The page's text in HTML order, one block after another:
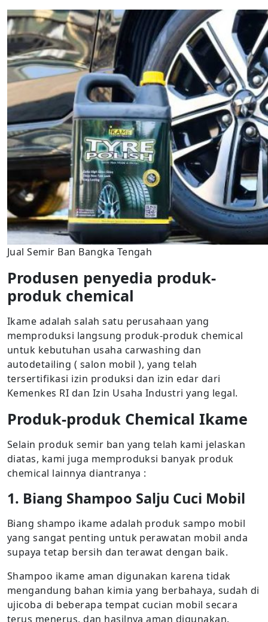
Jual Semir Ban Bangka Tengah
Produsen penyedia produk-
produk chemical
Ikame adalah salah satu perusahaan yang
memproduksi langsung produk-produk chemical
untuk kebutuhan usaha carwashing dan
autodetailing ( salon mobil ), yang telah
tersertifikasi izin produksi dan izin edar dari
Kemenkes RI dan Izin Usaha Industri yang legal.
Produk-produk Chemical Ikame
Selain produk semir ban yang telah kami jelaskan
diatas, kami juga memproduksi banyak produk
chemical lainnya diantranya :
1. Biang Shampoo Salju Cuci Mobil
Biang shampo ikame adalah produk sampo mobil
yang sangat penting untuk perawatan mobil anda
supaya tetap bersih dan terawat dengan baik.
Shampoo ikame aman digunakan karena tidak
mengandung bahan kimia yang berbahaya, sudah di
ujicoba di beberapa tempat cucian mobil secara
terus menerus, dan hasilnya aman digunakan.